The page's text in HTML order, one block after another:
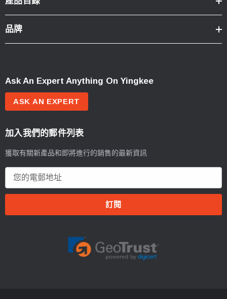
品牌
Ask An Expert Anything On Yingkee
ASK AN EXPERT
加入我們的郵件列表
獲取有關新產品和即將進行的銷售的最新資訊
郵